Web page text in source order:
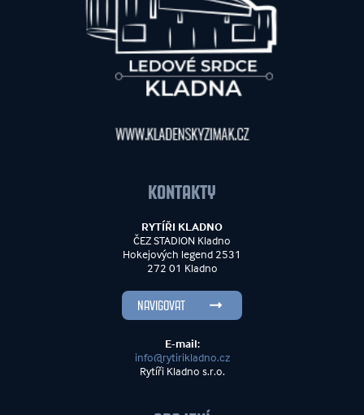
KONTAKTY
RYTÍŘI KLADNO
ČEZ STADION Kladno
Hokejových legend 2531
NAVIGOVAT
E-mail:
info@rytirikladno.cz